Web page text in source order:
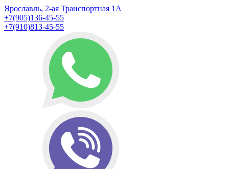
Ярославль, 2-ая Транспортная 1А
+7(905)136-45-55
+7(910)813-45-55